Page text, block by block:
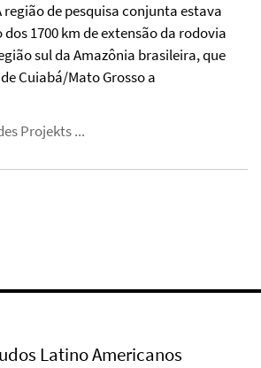
região de pesquisa conjunta estava
1700 km de extensão da rodovia
sul da Amazônia brasileira, que
Cuiabá/Mato Grosso a
Projekts ...
Latino Americanos